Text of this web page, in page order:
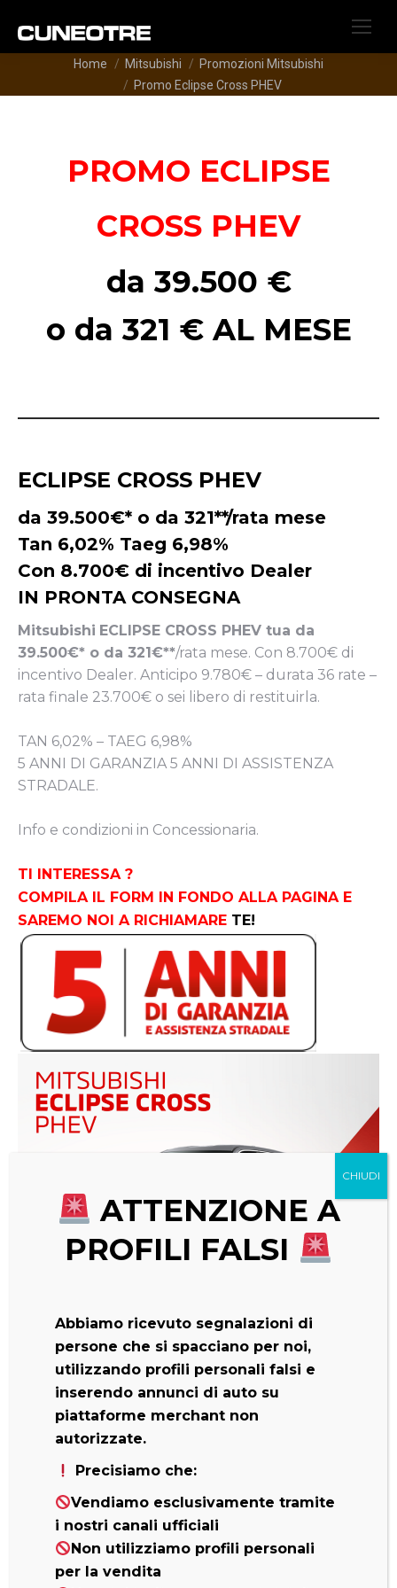
Tu sei qui:Home Mitsubishi
Promozioni Mitsubishi
Promo Eclipse Cross PHEV
PROMO ECLIPSE
CROSS PHEV
da 39.500 €
o da 321 € AL MESE
ECLIPSE CROSS PHEV
da 39.500€* o da 321**/rata mese
Tan 6,02% Taeg 6,98%
Con 8.700€ di incentivo Dealer
IN PRONTA CONSEGNA
Mitsubishi ECLIPSE CROSS PHEV tua da
39.500€* o da 321€**/rata mese. Con 8.700€ di
incentivo Dealer. Anticipo 9.780€ – durata 36 rate –
rata finale 23.700€ o sei libero di restituirla.
TAN 6,02% – TAEG 6,98%
5 ANNI DI GARANZIA 5 ANNI DI ASSISTENZA
STRADALE.
Info e condizioni in Concessionaria.
TI INTERESSA ?
COMPILA IL FORM IN FONDO ALLA PAGINA E
SAREMO NOI A RICHIAMARE TE!
Il SUV coupé elettrico. Linee audaci e forme
scolpite: Eclipse Cross PHEV va oltre le scelte
comuni. Questo SUV coupé utilizza la
tecnologia EV per creare una sistema ibrido
elettrica, offre un’esperienza di guida ancora
più fluida, altamente reattiva e
sorprendentemente silenziosa.
*ECLIPSE CROSS PHEV INSTYLE. Prezzo di listino € 48.200 (IVA e MIS incluse, IPT
e contributo PFU esclusi). Prezzo promo € 39.500, comprensivo di incentivo
ATTENZIONE A
PROFILI FALSI
Abbiamo ricevuto segnalazioni di
persone che si spacciano per noi,
utilizzando profili personali falsi e
inserendo annunci di auto su
piattaforme merchant non
autorizzate.
Precisiamo che:
Vendiamo esclusivamente tramite
i nostri canali ufficiali
Non utilizziamo profili personali
per la vendita